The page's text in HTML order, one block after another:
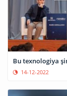
Bu texnologiya
14-12-2022